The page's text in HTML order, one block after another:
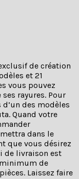
de création
et 21
vous pouvez
rayures. Pour
des modèles
Quand votre
dans le
que vous désirez
de livraison est
de
Laissez faire